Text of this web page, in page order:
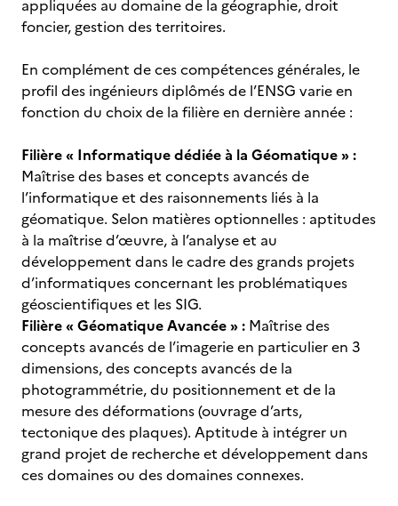
appliquées au domaine de la géographie, droit
foncier, gestion des territoires.
En complément de ces compétences générales, le
profil des ingénieurs diplômés de l’ENSG varie en
fonction du choix de la filière en dernière année :
Filière « Informatique dédiée à la Géomatique » :
Maîtrise des bases et concepts avancés de
l’informatique et des raisonnements liés à la
géomatique. Selon matières optionnelles : aptitudes
à la maîtrise d’œuvre, à l’analyse et au
développement dans le cadre des grands projets
d’informatiques concernant les problématiques
géoscientifiques et les SIG.
Filière « Géomatique Avancée » : Maîtrise des
concepts avancés de l’imagerie en particulier en 3
dimensions, des concepts avancés de la
photogrammétrie, du positionnement et de la
mesure des déformations (ouvrage d’arts,
tectonique des plaques). Aptitude à intégrer un
grand projet de recherche et développement dans
ces domaines ou des domaines connexes.